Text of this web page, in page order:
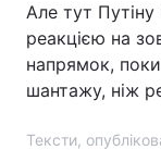
Але тут
реакцією на
напрямок,
шантажу, ніж
Тексти,